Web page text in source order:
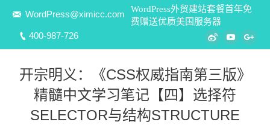
WordPress@ximicc.com
400-987-726
WordPress外贸建站套餐首年免
费赠送优质美国服务器
WeiboYouTube
开宗明义：《CSS权威指南第三版》
精髓中文学习笔记【四】选择符
SELECTOR与结构STRUCTURE